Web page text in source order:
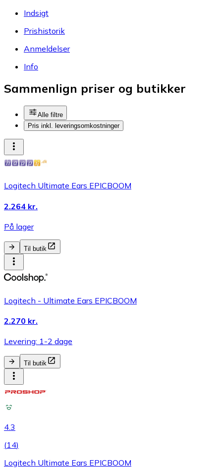
Indsigt
Prishistorik
Anmeldelser
Info
Sammenlign priser og butikker
Alle filtre
Pris inkl. leveringsomkostninger
Logitech Ultimate Ears EPICBOOM
2.264 kr.
På lager
Til butik
Logitech - Ultimate Ears EPICBOOM
2.270 kr.
Levering: 1-2 dage
Til butik
4.3
(14)
Logitech Ultimate Ears EPICBOOM